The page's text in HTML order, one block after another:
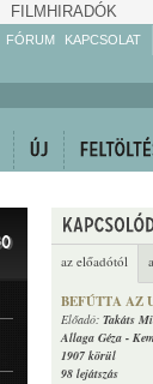
FILMHIRADÓK
FÓRUM KAPCSOLAT
az előadótól
BEFÚTTA AZ
Előadó: Takáts
Allaga Géza -
1907 körül
98 lejátszás